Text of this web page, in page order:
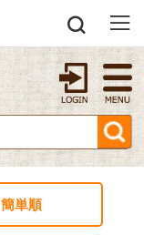
簡単順